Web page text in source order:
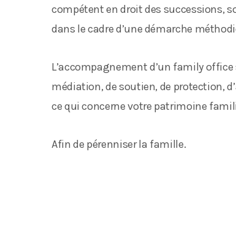
compétent en droit des successions,
dans le cadre d’une démarche
L’accompagnement d’un family
médiation, de soutien, de protection,
ce qui concerne votre patrimoine
Afin de pérenniser la famille.